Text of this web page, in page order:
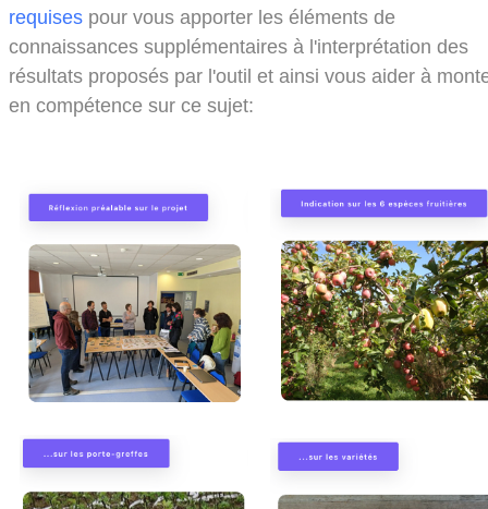
requises pour vous apporter les éléments de
connaissances supplémentaires à l'interprétation des
résultats proposés par l'outil et ainsi vous aider à
en compétence sur ce sujet: